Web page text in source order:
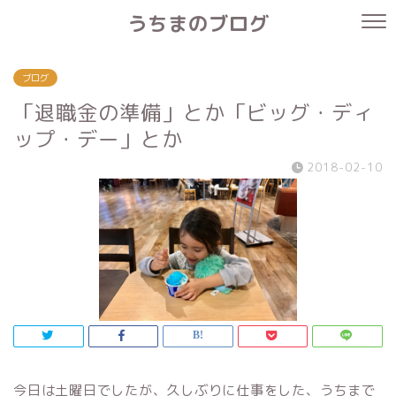
うちまのブログ
ブログ
「退職金の準備」とか「ビッグ・ディ
ップ・デー」とか
2018-02-10
今日は土曜日でしたが、久しぶりに仕事をした、うちまで